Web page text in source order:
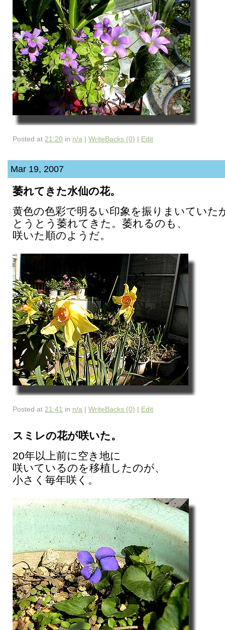
Posted at 21:20 in n/a | WriteBacks (0) | Edit
Mar 19, 2007
萎れてきた水仙の花。
黄色の色彩で明るい印象を振りまいていた
とうとう萎れてきた。萎れるのも、
咲いた順のようだ。
Posted at 21:41 in n/a | WriteBacks (0) | Edit
スミレの花が咲いた。
20年以上前に空き地に
咲いているのを移植したのが、
小さく毎年咲く。